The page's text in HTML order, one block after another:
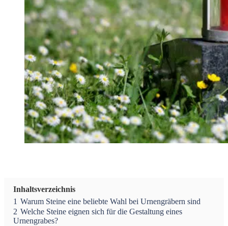
Inhaltsverzeichnis
1 Warum Steine eine beliebte Wahl bei Urnengräbern sind
2 Welche Steine eignen sich für die Gestaltung eines
Urnengrabes?